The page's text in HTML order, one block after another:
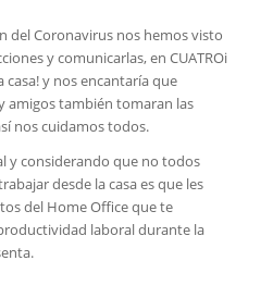
del Coronavirus nos hemos visto
y comunicarlas, en CUATROi
y nos encantaría que
amigos también tomaran las
nos cuidamos todos.
y considerando que no todos
desde la casa es que les
del Home Office que te
laboral durante la